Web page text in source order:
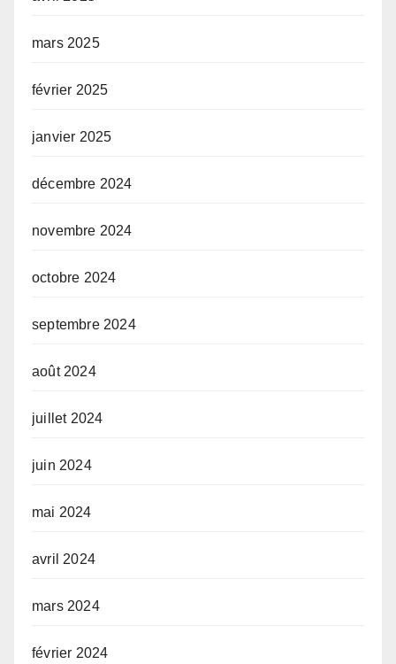
mars 2025
février 2025
janvier 2025
décembre 2024
novembre 2024
octobre 2024
septembre 2024
août 2024
juillet 2024
juin 2024
mai 2024
avril 2024
mars 2024
février 2024